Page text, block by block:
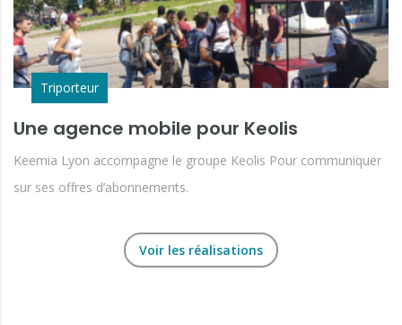
Triporteur
Une agence mobile pour Keolis
Keemia Lyon accompagne le groupe Keolis Pour communiquer
sur ses offres d’abonnements.
Voir les réalisations